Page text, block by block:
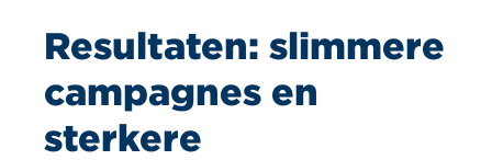
Resultaten: slimmere
campagnes en
sterkere